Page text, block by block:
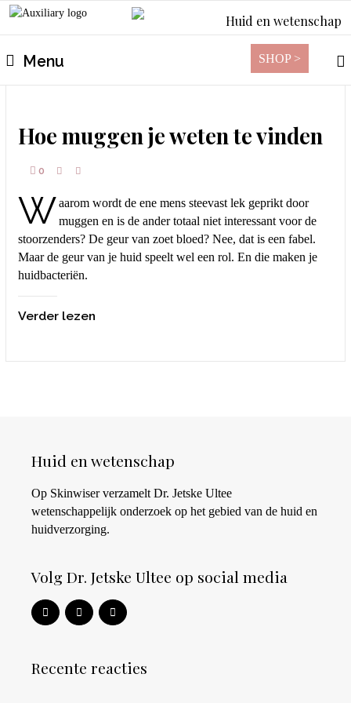
Huid en wetenschap
Menu SHOP >
Hoe muggen je weten te vinden
0
Waarom wordt de ene mens steevast lek geprikt door
muggen en is de ander totaal niet interessant voor de
stoorzenders? De geur van zoet bloed? Nee, dat is een fabel.
Maar de geur van je huid speelt wel een rol. En die maken je
huidbacteriën.
Verder lezen
Huid en wetenschap
Op Skinwiser verzamelt Dr. Jetske Ultee
wetenschappelijk onderzoek op het gebied van de huid en
huidverzorging.
Volg Dr. Jetske Ultee op social media
Recente reacties